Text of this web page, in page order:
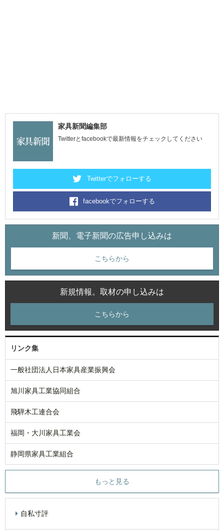
家具新聞編集部
Twitterとfacebookで最新情報をチェックしてください
Twitterでフォローする
facebookでフォローする
新聞、電子新聞の広告申し込みは
こちらから
新規情報。取材の申し込みは
こちらから
リンク集
一般社団法人日本家具産業振興会
旭川家具工業協同組合
飛騨木工連合会
福岡・大川家具工業会
静岡県家具工業組合
もっと見る
自私寸評